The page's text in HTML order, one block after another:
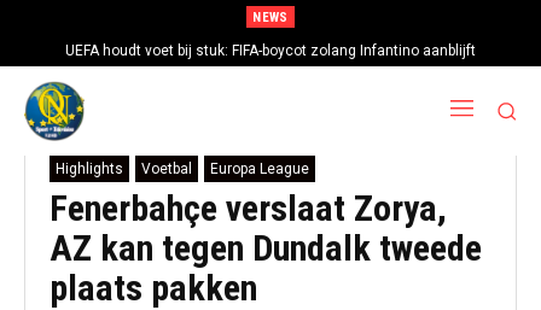
NEWS
UEFA houdt voet bij stuk: FIFA-boycot zolang Infantino aanblijft
Highlights Voetbal Europa League
Fenerbahçe verslaat Zorya,
AZ kan tegen Dundalk tweede
plaats pakken